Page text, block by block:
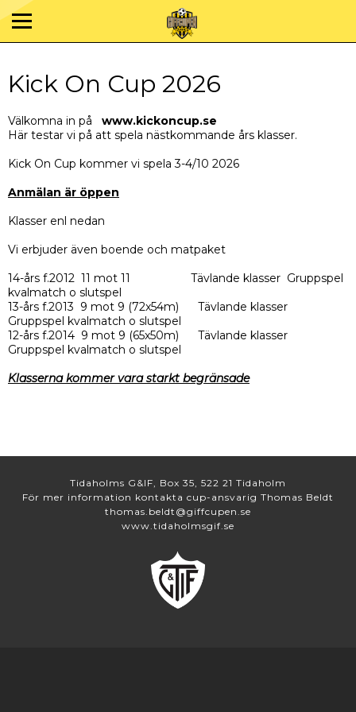
Kick On Cup 2026
Välkomna in på www.kickoncup.se
Här testar vi på att spela nästkommande års klasser.
Kick On Cup kommer vi spela 3-4/10 2026
Anmälan är öppen
Klasser enl nedan
Vi erbjuder även boende och matpaket
14-års f.2012 11 mot 11 Tävlande klasser Gruppspel
kvalmatch o slutspel
13-års f.2013 9 mot 9 (72x54m) Tävlande klasser
Gruppspel kvalmatch o slutspel
12-års f.2014 9 mot 9 (65x50m) Tävlande klasser
Gruppspel kvalmatch o slutspel
Klasserna kommer vara starkt begränsade
Tidaholms G&IF, Box 35, 522 21 Tidaholm
För mer information kontakta cup-ansvarig Thomas Beldt
thomas.beldt@giffcupen.se
www.tidaholmsgif.se